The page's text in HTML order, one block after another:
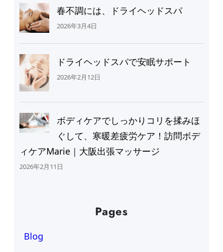
春不調には、ドライヘッドスパ
2026年3月4日
ドライヘッドスパで安眠サポート
2026年2月12日
ボディケアでしっかりコリを揉みほ
ぐして、寒暖差疲労ケア！訪問ボデ
ィケアMarie｜大阪出張マッサージ
2026年2月11日
Pages
Blog